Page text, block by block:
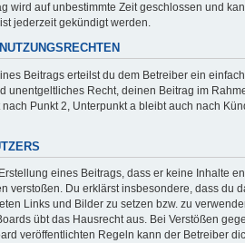
wird auf unbestimmte Zeit geschlossen und
jederzeit gekündigt werden.
Beitrags erteilst du dem Betreiber ein
unentgeltliches Recht, deinen Beitrag im
Punkt 2, Unterpunkt a bleibt auch nach
eines Beitrags, dass er keine Inhalte
verstoßen. Du erklärst insbesondere, dass du
Links und Bilder zu setzen bzw. zu
übt das Hausrecht aus. Bei Verstößen
veröffentlichten Regeln kann der Betreiber